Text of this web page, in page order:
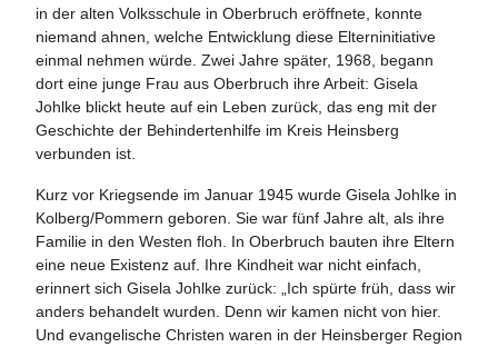
in der alten Volksschule in Oberbruch eröffnete, konnte
niemand ahnen, welche Entwicklung diese Elterninitiative
einmal nehmen würde. Zwei Jahre später, 1968, begann
dort eine junge Frau aus Oberbruch ihre Arbeit: Gisela
Johlke blickt heute auf ein Leben zurück, das eng mit der
Geschichte der Behindertenhilfe im Kreis Heinsberg
verbunden ist.
Kurz vor Kriegsende im Januar 1945 wurde Gisela Johlke in
Kolberg/Pommern geboren. Sie war fünf Jahre alt, als ihre
Familie in den Westen floh. In Oberbruch bauten ihre Eltern
eine neue Existenz auf. Ihre Kindheit war nicht einfach,
erinnert sich Gisela Johlke zurück: „Ich spürte früh, dass wir
anders behandelt wurden. Denn wir kamen nicht von hier.
Und evangelische Christen waren in der Heinsberger Region